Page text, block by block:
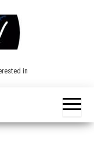
in